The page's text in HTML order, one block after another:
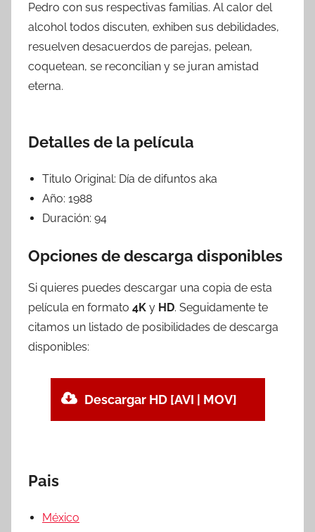
Pedro con sus respectivas familias. Al calor del
alcohol todos discuten, exhiben sus debilidades,
resuelven desacuerdos de parejas, pelean,
coquetean, se reconcilian y se juran amistad
eterna.
Detalles de la película
Titulo Original: Día de difuntos aka
Año: 1988
Duración: 94
Opciones de descarga disponibles
Si quieres puedes descargar una copia de esta
película en formato 4K y HD. Seguidamente te
citamos un listado de posibilidades de descarga
disponibles:
Descargar HD [AVI | MOV]
Pais
México